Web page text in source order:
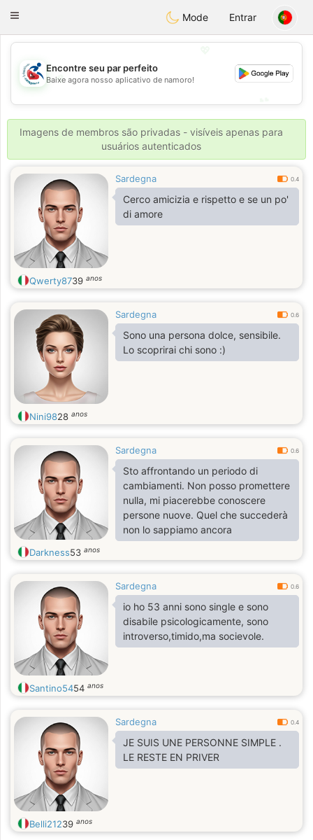
Handi Space
Toggle
Mode Entrar
💖
💕
Encontre seu par perfeito
Baixe agora nosso aplicativo de namoro!
Imagens de membros são privadas - visíveis apenas para
usuários autenticados
Sardegna 0.4
Cerco amicizia e rispetto e se un po'
di amore
Qwerty8739 anos
Sardegna 0.6
Sono una persona dolce, sensibile.
Lo scoprirai chi sono :)
Nini9828 anos
Sardegna 0.6
Sto affrontando un periodo di
cambiamenti. Non posso promettere
nulla, mi piacerebbe conoscere
persone nuove. Quel che succederà
non lo sappiamo ancora
Darkness53 anos
Sardegna 0.6
io ho 53 anni sono single e sono
disabile psicologicamente, sono
introverso,timido,ma socievole.
Santino5454 anos
Sardegna 0.4
JE SUIS UNE PERSONNE SIMPLE .
LE RESTE EN PRIVER
Belli21239 anos